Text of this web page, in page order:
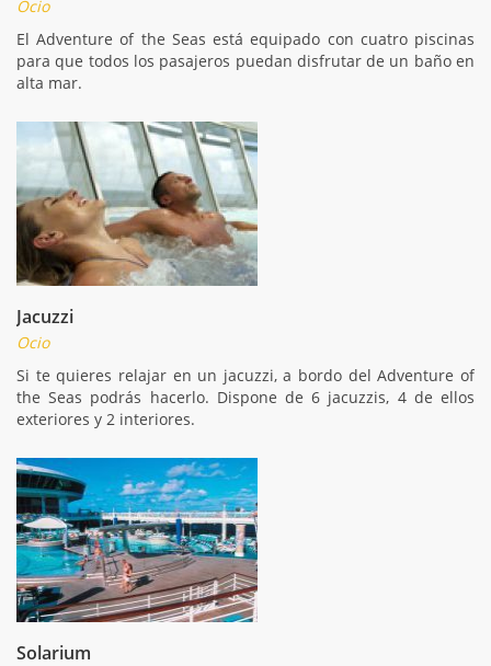
Ocio
El Adventure of the Seas está equipado con cuatro piscinas
para que todos los pasajeros puedan disfrutar de un baño en
alta mar.
Jacuzzi
Ocio
Si te quieres relajar en un jacuzzi, a bordo del Adventure of
the Seas podrás hacerlo. Dispone de 6 jacuzzis, 4 de ellos
exteriores y 2 interiores.
Solarium